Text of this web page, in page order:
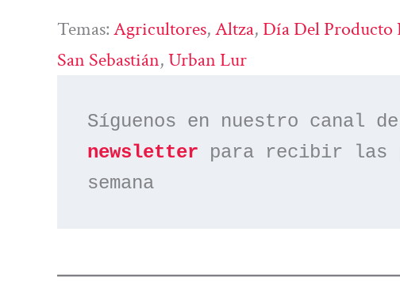
Temas:Agricultores, Altza, Día Del Producto
San Sebastián, Urban Lur
Síguenos en nuestro canal
newsletter para recibir las
semana